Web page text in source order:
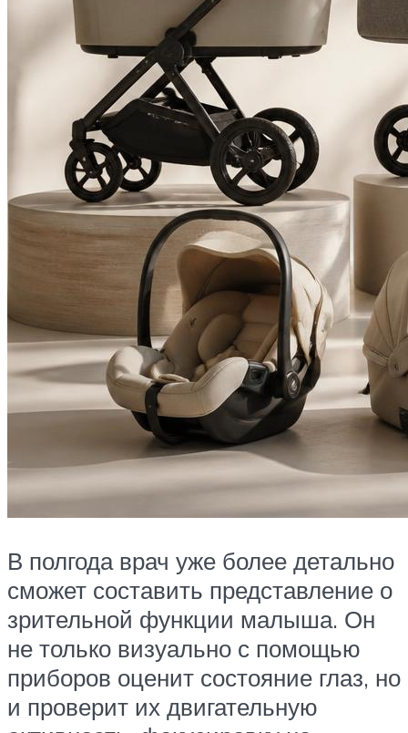
В полгода врач уже более детально
сможет составить представление о
зрительной функции малыша. Он
не только визуально с помощью
приборов оценит состояние глаз, но
и проверит их двигательную